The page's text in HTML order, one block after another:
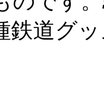
鉄道グ